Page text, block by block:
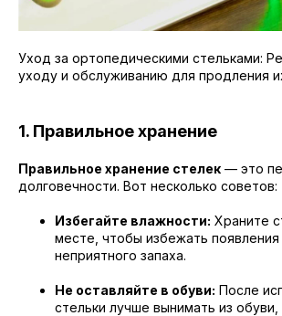
Уход за ортопедическими стельками:
уходу и обслуживанию для продления
1. Правильное хранение
Правильное хранение стелек — это
долговечности. Вот несколько советов:
Избегайте влажности: Храните
месте, чтобы избежать появления
неприятного запаха.
Не оставляйте в обуви: После
стельки лучше вынимать из